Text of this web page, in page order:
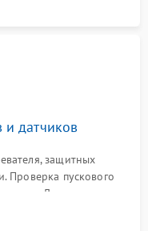
и датчиков
защитных
Проверка пускового
помпы. Для машин с
компрессора и